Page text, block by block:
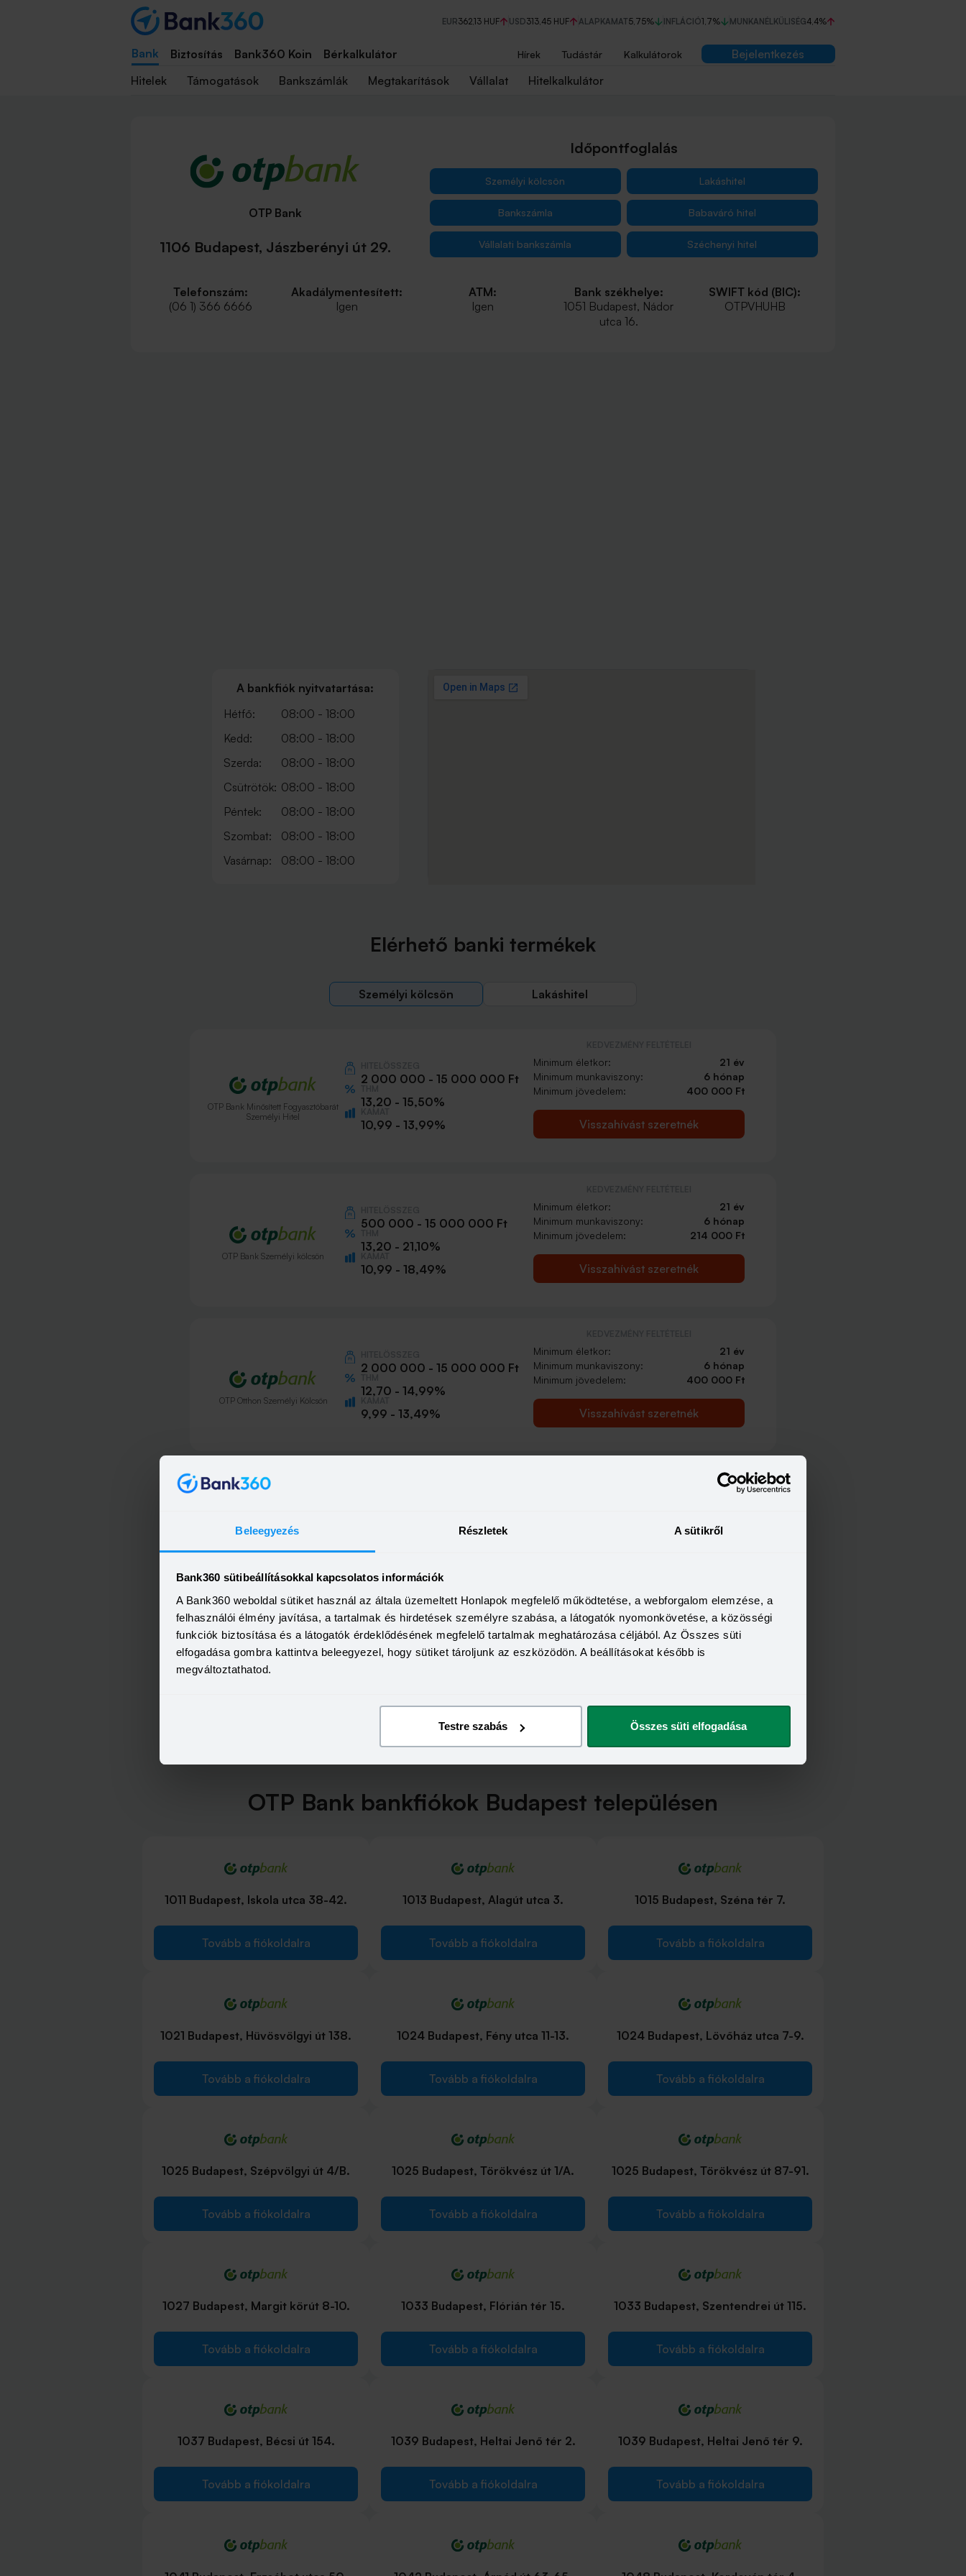
Beleegyezés Részletek A sütikről
Bank360 sütibeállításokkal kapcsolatos információk
A Bank360 weboldal sütiket használ az általa üzemeltett Honlapok megfelelő működtetése, a webforgalom elemzése, a
felhasználói élmény javítása, a tartalmak és hirdetések személyre szabása, a látogatók nyomonkövetése, a közösségi
funkciók biztosítása és a látogatók érdeklődésének megfelelő tartalmak meghatározása céljából. Az Összes süti
elfogadása gombra kattintva beleegyezel, hogy sütiket tároljunk az eszközödön. A beállításokat később is
megváltoztathatod.
Testre szabás Összes süti elfogadása
EUR362,13 HUF USD313,45 HUF ALAPKAMAT5,75% INFLÁCIÓ1,7% MUNKANÉLKÜLISÉG4,4%
Bank Biztosítás Bank360 Koin Bérkalkulátor Hírek Tudástár Kalkulátorok
Bejelentkezés
Hitelek
Támogatások Bankszámlák Megtakarítások Vállalat Hitelkalkulátor
OTP Bank
1106 Budapest, Jászberényi út 29.
Időpontfoglalás
Személyi kölcsön Lakáshitel
Bankszámla Babaváró hitel
Vállalati bankszámla Széchenyi hitel
Telefonszám:
(06 1) 366 6666
Akadálymentesített:
Igen
ATM:
Igen
Bank székhelye:
1051 Budapest, Nádor
utca 16.
SWIFT kód (BIC):
OTPVHUHB
A bankfiók nyitvatartása:
Hétfő:
08:00 - 18:00
Kedd:
08:00 - 18:00
Szerda:
08:00 - 18:00
Csütrötök: 08:00 - 18:00
Péntek:
08:00 - 18:00
Szombat:
08:00 - 18:00
Vasárnap:
08:00 - 18:00
Elérhető banki termékek
Személyi kölcsön Lakáshitel
OTP Bank Minősített Fogyasztóbarát
Személyi Hitel
2 000 000 - 15 000 000 Ft
13,20 - 15,50%
KAMAT
10,99 - 13,99%
Minimum életkor:
21 év
Minimum munkaviszony:
6 hónap
Minimum jövedelem:
400 000 Ft
Visszahívást szeretnék
OTP Bank Személyi kölcsön
500 000 - 15 000 000 Ft
13,20 - 21,10%
KAMAT
10,99 - 18,49%
Minimum életkor:
21 év
Minimum munkaviszony:
6 hónap
Minimum jövedelem:
214 000 Ft
Visszahívást szeretnék
OTP Otthon Személyi Kölcsön
2 000 000 - 15 000 000 Ft
12,70 - 14,99%
KAMAT
9,99 - 13,49%
Minimum életkor:
21 év
Minimum munkaviszony:
6 hónap
Minimum jövedelem:
400 000 Ft
Visszahívást szeretnék
OTP Bank bankfiókok Budapest településen
1011 Budapest, Iskola utca 38-42.
Tovább a fiókoldalra
1013 Budapest, Alagút utca 3.
Tovább a fiókoldalra
1015 Budapest, Széna tér 7.
Tovább a fiókoldalra
1021 Budapest, Hüvösvölgyi út 138.
Tovább a fiókoldalra
1024 Budapest, Fény utca 11-13.
Tovább a fiókoldalra
1024 Budapest, Lövőház utca 7-9.
Tovább a fiókoldalra
1025 Budapest, Szépvölgyi út 4/B.
Tovább a fiókoldalra
1025 Budapest, Törökvész út 1/A.
Tovább a fiókoldalra
1025 Budapest, Törökvész út 87-91.
Tovább a fiókoldalra
1027 Budapest, Margit körút 8-10.
Tovább a fiókoldalra
1033 Budapest, Flórián tér 15.
Tovább a fiókoldalra
1033 Budapest, Szentendrei út 115.
Tovább a fiókoldalra
1037 Budapest, Bécsi út 154.
Tovább a fiókoldalra
1039 Budapest, Heltai Jenő tér 2.
Tovább a fiókoldalra
1039 Budapest, Heltai Jenő tér 9.
Tovább a fiókoldalra